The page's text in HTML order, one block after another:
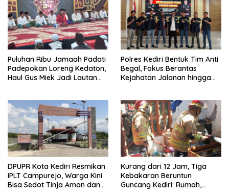
Puluhan Ribu Jamaah Padati
Padepokan Loreng Kedaton,
Haul Gus Miek Jadi Lautan
Polres Kediri Bentuk Tim Anti
Begal, Fokus Berantas
Kejahatan Jalanan hingga
DPUPR Kota Kediri Resmikan
IPLT Campurejo, Warga Kini
Bisa Sedot Tinja Aman dan
Kurang dari 12 Jam, Tiga
Kebakaran Beruntun
Guncang Kediri: Rumah,